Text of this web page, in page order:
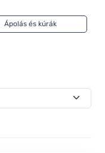
található
megfelelő
A Henné Color
a színek teljes
a gesztenyét
Ápolás és kúrák